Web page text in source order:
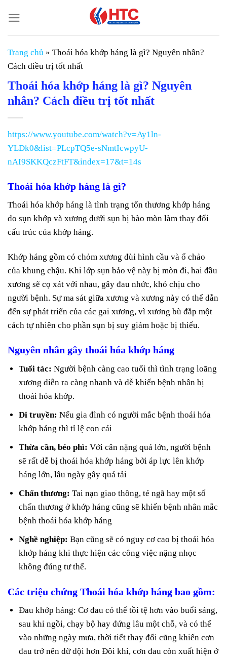
đến
nội
dung
Trang chủ » Thoái hóa khớp háng là gì? Nguyên nhân?
Cách điều trị tốt nhất
Thoái hóa khớp háng là gì? Nguyên
nhân? Cách điều trị tốt nhất
https://www.youtube.com/watch?v=Ay1ln-
YLDk0&list=PLcpTQ5e-sNmtIcwpyU-
nAI9SKKQczFtFT&index=17&t=14s
Thoái hóa khớp háng là gì?
Thoái hóa khớp háng là tình trạng tổn thương khớp háng
do sụn khớp và xương dưới sụn bị bào mòn làm thay đổi
cấu trúc của khớp háng.
Khớp háng gồm có chỏm xương đùi hình cầu và ổ chảo
của khung chậu. Khi lớp sụn bảo vệ này bị mòn đi, hai đầu
xương sẽ cọ xát với nhau, gây đau nhức, khó chịu cho
người bệnh. Sự ma sát giữa xương và xương này có thể dẫn
đến sự phát triển của các gai xương, vì xương bù đắp một
cách tự nhiên cho phần sụn bị suy giảm hoặc bị thiếu.
Nguyên nhân gây thoái hóa khớp háng
Tuổi tác: Người bệnh càng cao tuổi thì tình trạng loãng
xương diễn ra càng nhanh và dễ khiến bệnh nhân bị
thoái hóa khớp.
Di truyền: Nếu gia đình có người mắc bệnh thoái hóa
khớp háng thì tỉ lệ con cái
Thừa cần, béo phì: Với cân nặng quá lớn, người bệnh
sẽ rất dễ bị thoái hóa khớp háng bởi áp lực lên khớp
háng lớn, lâu ngày gây quá tải
Chấn thương: Tai nạn giao thông, té ngã hay một số
chấn thương ở khớp háng cũng sẽ khiến bệnh nhân mắc
bệnh thoái hóa khớp háng
Nghề nghiệp: Bạn cũng sẽ có nguy cơ cao bị thoái hóa
khớp háng khi thực hiện các công việc nặng nhọc
không đúng tư thế.
Các triệu chứng Thoái hóa khớp háng bao gồm:
Đau khớp háng: Cơ đau có thể tồi tệ hơn vào buổi sáng,
sau khi ngồi, chạy bộ hay đứng lâu một chỗ, và có thể
vào những ngày mưa, thời tiết thay đổi cũng khiến cơn
đau trở nên dữ dội hơn Đôi khi, cơn đau còn xuất hiện ở